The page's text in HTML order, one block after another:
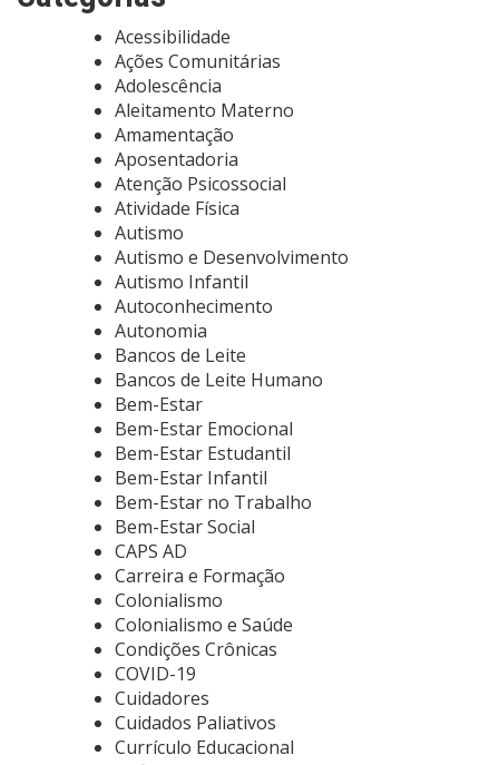
Acessibilidade
Ações Comunitárias
Adolescência
Aleitamento Materno
Amamentação
Aposentadoria
Atenção Psicossocial
Atividade Física
Autismo
Autismo e Desenvolvimento
Autismo Infantil
Autoconhecimento
Autonomia
Bancos de Leite
Bancos de Leite Humano
Bem-Estar
Bem-Estar Emocional
Bem-Estar Estudantil
Bem-Estar Infantil
Bem-Estar no Trabalho
Bem-Estar Social
CAPS AD
Carreira e Formação
Colonialismo
Colonialismo e Saúde
Condições Crônicas
COVID-19
Cuidadores
Cuidados Paliativos
Currículo Educacional